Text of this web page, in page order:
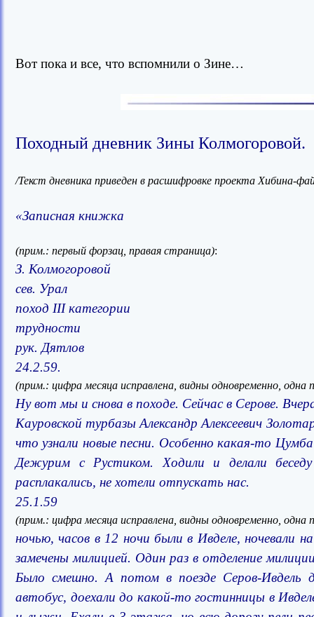
Вот пока и все, что вспомнили о Зине…
Походный дневник Зины Колмогоровой.
/Текст дневника приведен в расшифровке проекта Хибина-
«Записная книжка
(прим.: первый форзац, правая страница):
З. Колмогоровой
сев. Урал
поход III категории
трудности
рук. Дятлов
24.2.59.
(прим.: цифра месяца исправлена, видны одновременно, одна
Ну вот мы и снова в походе. Сейчас в Серове.
Кауровской турбазы Александр Алексеевич
что узнали новые песни. Особенно какая-то
Дежурим с Рустиком. Ходили и делали
расплакались, не хотели отпускать нас.
25.1.59
(прим.: цифра месяца исправлена, видны одновременно, одна
ночью, часов в 12 ночи были в Ивделе, ночевали
замечены милицией. Один раз в отделение
Было смешно. А потом в поезде Серов-Ивдель
автобус, доехали до какой-то гостинницы в